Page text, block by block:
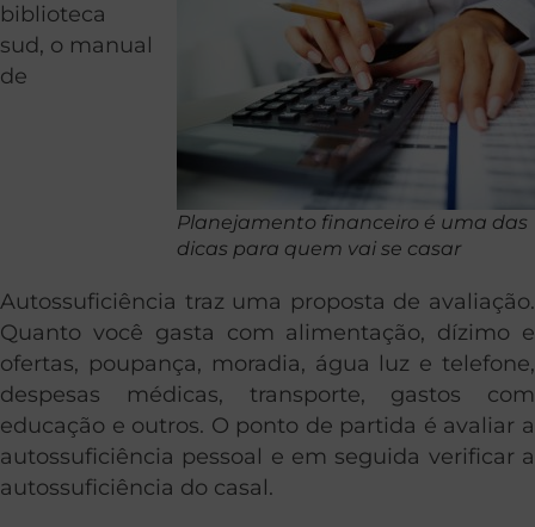
Planejamento financeiro é uma das
dicas para quem vai se casar
biblioteca
sud, o manual
de
Autossuficiência traz uma proposta de avaliação.
Quanto você gasta com alimentação, dízimo e
ofertas, poupança, moradia, água luz e telefone,
despesas médicas, transporte, gastos com
educação e outros. O ponto de partida é avaliar a
autossuficiência pessoal e em seguida verificar a
autossuficiência do casal.